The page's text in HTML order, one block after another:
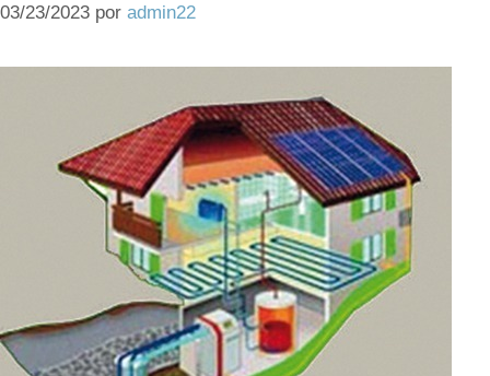
03/23/2023 por admin22